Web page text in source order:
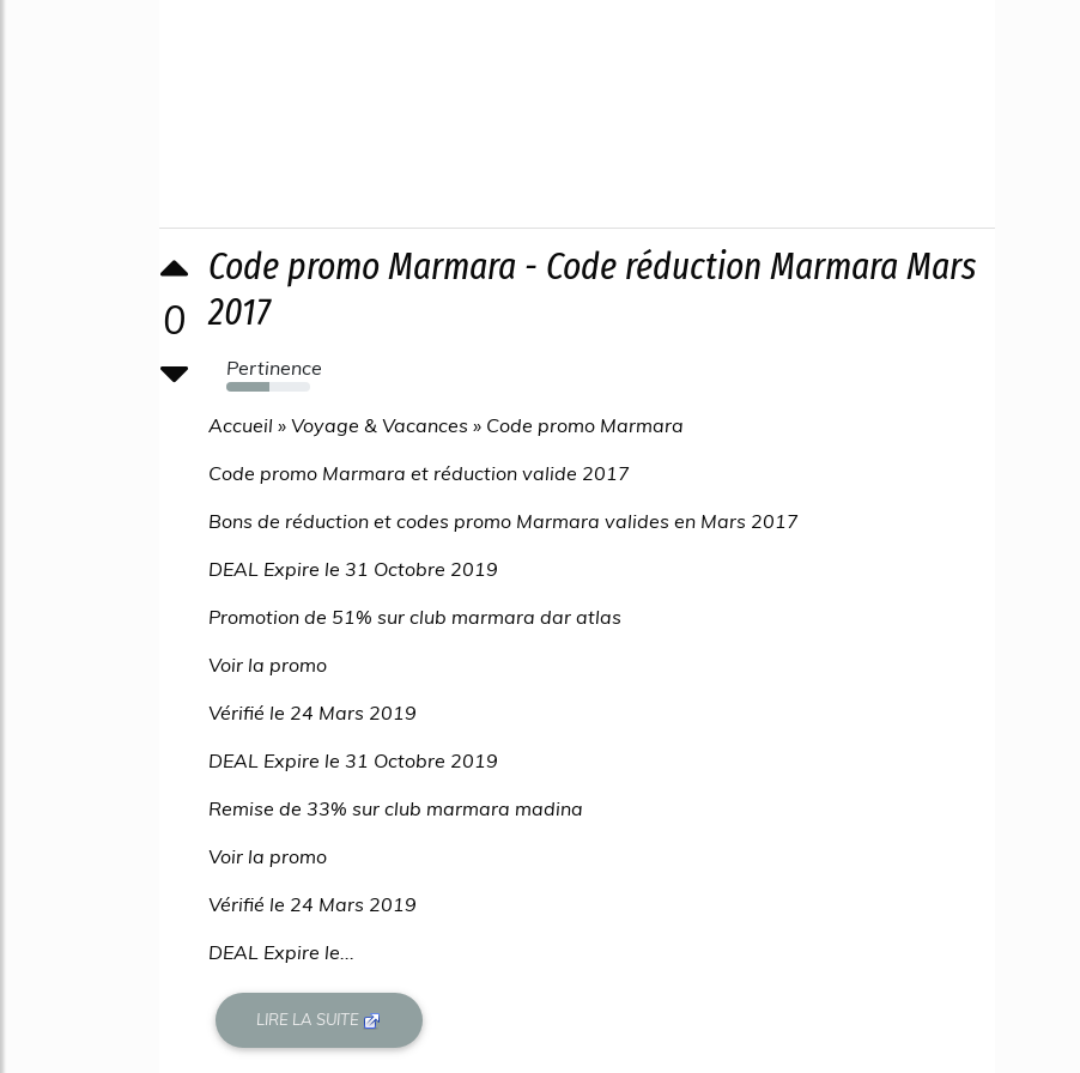
0
Code promo Marmara - Code réduction Marmara Mars
2017
Pertinence
52%
Accueil » Voyage & Vacances » Code promo Marmara
Code promo Marmara et réduction valide 2017
Bons de réduction et codes promo Marmara valides en Mars 2017
DEAL Expire le 31 Octobre 2019
Promotion de 51% sur club marmara dar atlas
Voir la promo
Vérifié le 24 Mars 2019
DEAL Expire le 31 Octobre 2019
Remise de 33% sur club marmara madina
Voir la promo
Vérifié le 24 Mars 2019
DEAL Expire le...
LIRE LA SUITE